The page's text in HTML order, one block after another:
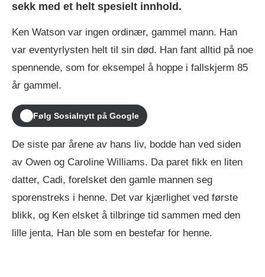
sekk med et helt spesielt innhold.
Ken Watson var ingen ordinær, gammel mann. Han
var eventyrlysten helt til sin død. Han fant alltid på noe
spennende, som for eksempel å hoppe i fallskjerm 85
år gammel.
Følg Sosialnytt på Google
De siste par årene av hans liv, bodde han ved siden
av Owen og Caroline Williams. Da paret fikk en liten
datter, Cadi, forelsket den gamle mannen seg
sporenstreks i henne. Det var kjærlighet ved første
blikk, og Ken elsket å tilbringe tid sammen med den
lille jenta. Han ble som en bestefar for henne.